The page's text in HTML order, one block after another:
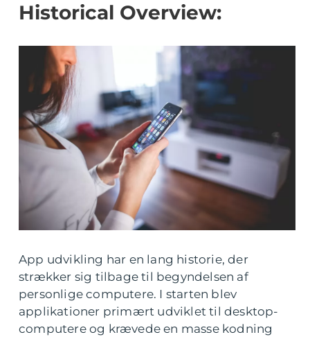
Historical Overview:
App udvikling har en lang historie, der
strækker sig tilbage til begyndelsen af
personlige computere. I starten blev
applikationer primært udviklet til desktop-
computere og krævede en masse kodning